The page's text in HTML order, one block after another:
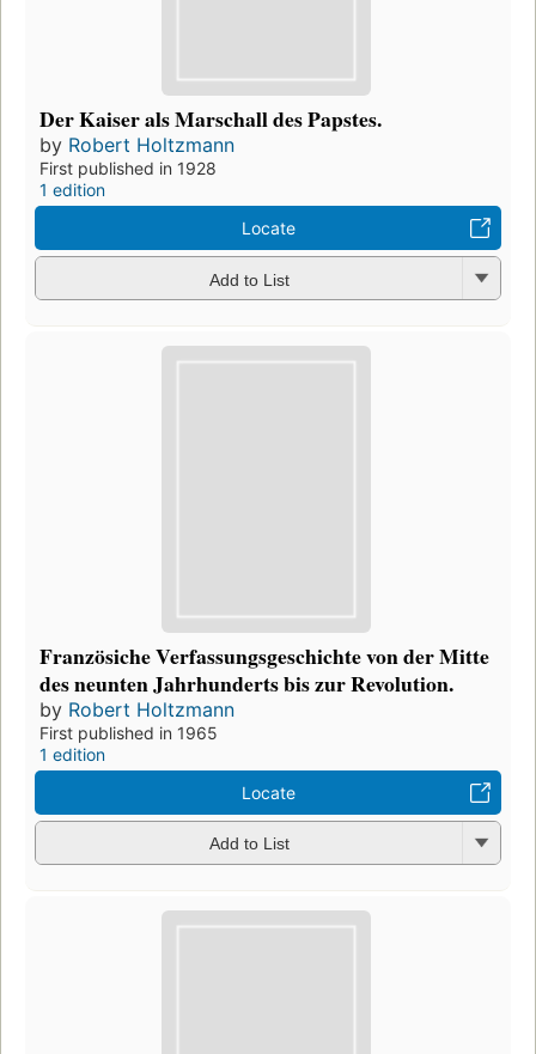
Der Kaiser als Marschall des Papstes.
by Robert Holtzmann
First published in 1928
1 edition
Locate
Add to List
Französiche Verfassungsgeschichte von der Mitte
des neunten Jahrhunderts bis zur Revolution.
by Robert Holtzmann
First published in 1965
1 edition
Locate
Add to List